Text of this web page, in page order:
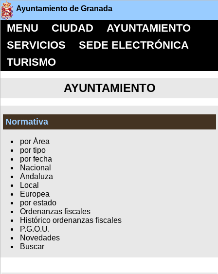
Ayuntamiento de Granada
MENU CIUDAD
AYUNTAMIENTO
SERVICIOS
SEDE ELECTRÓNICA
TURISMO
AYUNTAMIENTO
Normativa
por Área
por tipo
por fecha
Nacional
Andaluza
Local
Europea
por estado
Ordenanzas fiscales
Histórico ordenanzas fiscales
P.G.O.U.
Novedades
Buscar